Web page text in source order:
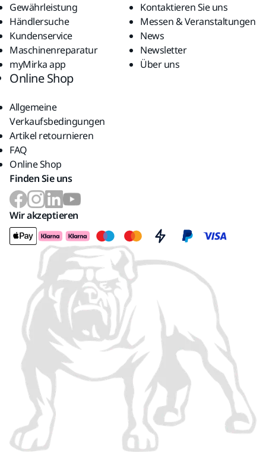
Gewährleistung
Händlersuche
Kundenservice
Maschinenreparatur
myMirka app
Kontaktieren Sie uns
Messen & Veranstaltungen
News
Newsletter
Über uns
Online Shop
Allgemeine
Verkaufsbedingungen
Artikel retournieren
FAQ
Online Shop
Finden Sie uns
Wir akzeptieren